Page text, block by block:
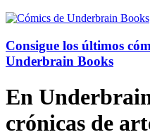
Consigue los últimos
Underbrain Books
En
crónicas de